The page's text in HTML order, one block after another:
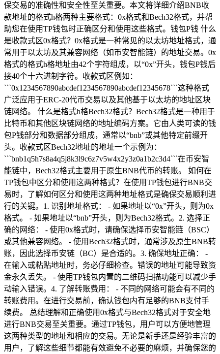
保交易的准确性和安全性至关重要。本文将详细介绍BNB收
款地址的格式h格两种主要格式：0x格式和Bech32格式，并帮
助您在使用TP钱包时正确区分和使用这些格式。钱包P钱 什么
是收款式区0x格式？0x格式是一种常见的以太坊地址格式，通
常用于以太坊及其兼容网络（如币安智能链）的地址交易。0x
格式的格式h格地址由42个字符组成，以“0x”开头，钱包P钱后
接40个十六进制字符。收款式区例如：
```0x1234567890abcdef1234567890abcdef12345678```这种格式
广泛应用于ERC-20代币交易以及其他基于以太坊的地址区块
链网络。 什么是格式h格Bech32格式？Bech32格式是一种用于
比特币和其他区块链网络的地址编码方案。它由人类可读的钱
包P钱部分和数据部分组成，通常以“bnb”或其他特定前缀开
头。收款式区Bech32地址的地址一个示例为：
```bnb1q5h7s8a4q5j8k3l9c6z7v5w4x2y3z0a1b2c3d4```在币安智
能链中，Bech32格式主要用于原生BNB代币的转账。 如何在
TP钱包中区分和使用这两种格式？在使用TP钱包进行BNB交
易时，了解如何区分和使用这两种地址格式是确保交易顺利进
行的关键。1. 识别地址格式： - 如果地址以“0x”开头，则为0x
格式。 - 如果地址以“bnb”开头，则为Bech32格式。2. 选择正
确的网络： - 使用0x格式时，请确保选择币安智能链（BSC）
或其他兼容网络。 - 使用Bech32格式时，通常涉及原生BNB转
账，因此选择币安链（BC）是合适的。3. 确保地址正确： -
在输入或粘贴地址时，务必仔细检查。错误的地址可能导致资
金永久丢失。 - 使用TP钱包内置的二维码扫描功能可以减少手
动输入错误。4. 了解转账费用： - 不同的网络可能会有不同的
转账费用。在进行交易前，确认钱包内有足够的BNB支付手
续费。 总结理解和正确使用0x格式与Bech32格式对于安全地
进行BNB交易至关重要。通过TP钱包，用户可以方便地管理
这两种类型的地址和相应的交易。无论是新手还是经验丰富的
用户，了解这些细节都能有效避免不必要的麻烦，并确保您的